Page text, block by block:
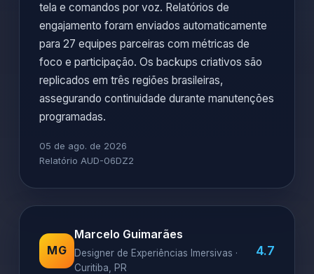
tela e comandos por voz. Relatórios de
engajamento foram enviados automaticamente
para 27 equipes parceiras com métricas de
foco e participação. Os backups criativos são
replicados em três regiões brasileiras,
assegurando continuidade durante manutenções
programadas.
05 de ago. de 2026
Relatório AUD-06DZ2
MG
Marcelo Guimarães
Designer de Experiências Imersivas ·
Curitiba, PR
4.7